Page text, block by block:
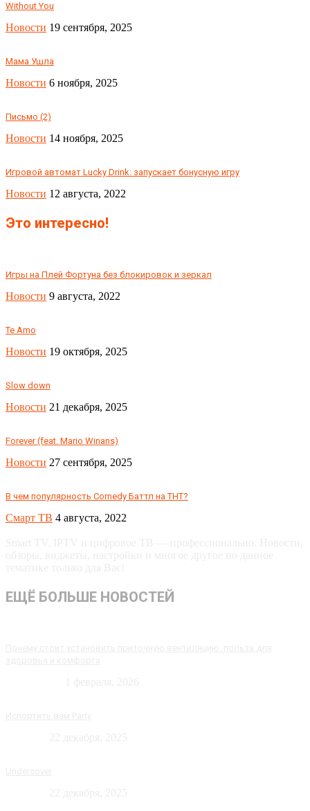
Without You
Новости 19 сентября, 2025
Мама Ушла
Новости 6 ноября, 2025
Письмо (2)
Новости 14 ноября, 2025
Игровой автомат Lucky Drink: запускает бонусную игру
Новости 12 августа, 2022
Это интересно!
Игры на Плей Фортуна без блокировок и зеркал
Новости 9 августа, 2022
Te Amo
Новости 19 октября, 2025
Slow down
Новости 21 декабря, 2025
Forever (feat. Mario Winans)
Новости 27 сентября, 2025
В чем популярность Comedy Баттл на ТНТ?
Смарт ТВ 4 августа, 2022
ЕЩЁ БОЛЬШЕ НОВОСТЕЙ